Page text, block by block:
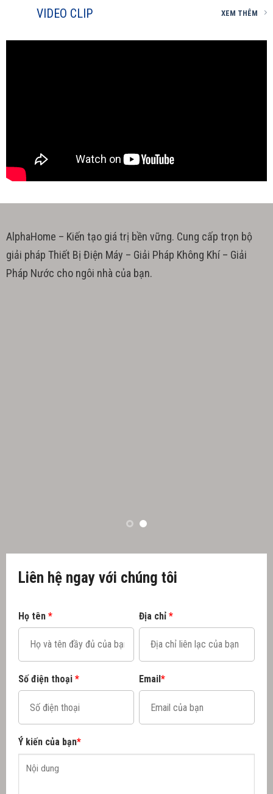
VIDEO CLIP XEM THÊM
AlphaHome – Kiến tạo giá trị bền vững. Cung cấp trọn bộ
giải pháp Thiết Bị Điện Máy – Giải Pháp Không Khí – Giải
Pháp Nước cho ngôi nhà của bạn.
Liên hệ ngay với chúng tôi
Họ tên *
Số điện thoại *
Địa chỉ *
Email*
Ý kiến của bạn*